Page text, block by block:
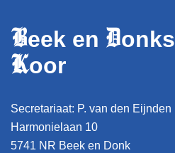
Beek en Donks
Koor
Secretariaat: P. van den Eijnden
Harmonielaan 10
5741 NR Beek en Donk